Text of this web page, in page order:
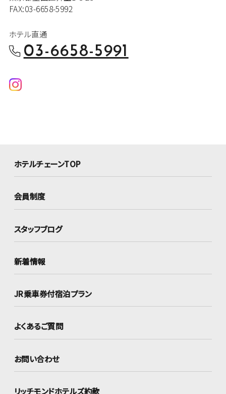
FAX:03-6658-5992
ホテル直通
03-6658-5991
ホテルチェーンTOP
会員制度
スタッフブログ
新着情報
JR乗車券付宿泊プラン
よくあるご質問
お問い合わせ
リッチモンドホテルズ約款